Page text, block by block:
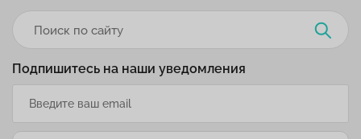
Подпишитесь на наши уведомления